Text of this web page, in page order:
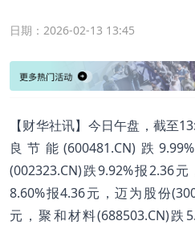
日期： 2026-02-13 13:45
【财华社讯】今日午盘，截至
良节能(600481.CN)跌
(002323.CN)跌9.92%报2.36
8.60%报4.36元，迈为股份
元，聚和材料(688503.CN)跌